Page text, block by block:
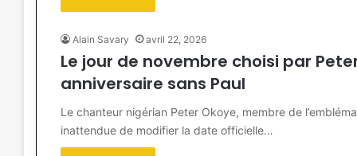
Alain Savary avril 22, 2026
Le jour de novembre choisi par
anniversaire sans Paul
Le chanteur nigérian Peter Okoye, membre de
inattendue de modifier la date officielle…